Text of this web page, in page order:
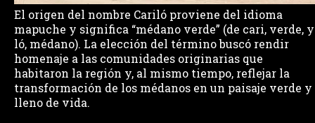
El origen del nombre Cariló proviene del idioma
mapuche y significa “médano verde” (de cari, verde, y
ló, médano). La elección del término buscó rendir
homenaje a las comunidades originarias que
habitaron la región y, al mismo tiempo, reflejar la
transformación de los médanos en un paisaje verde y
lleno de vida.